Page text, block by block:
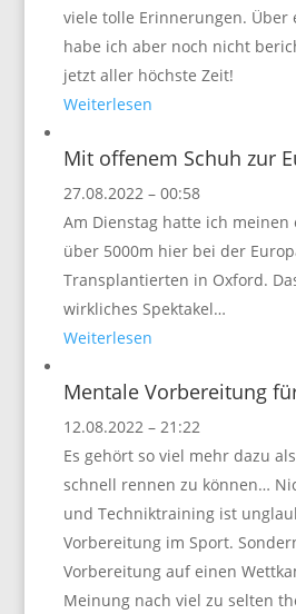
viele tolle Erinnerungen. Über
habe ich aber noch nicht
jetzt aller höchste Zeit!
Weiterlesen
Mit offenem Schuh zur
27.08.2022 – 00:58
Am Dienstag hatte ich meinen
über 5000m hier bei der
Transplantierten in Oxford.
wirkliches Spektakel…
Weiterlesen
Mentale Vorbereitung
12.08.2022 – 21:22
Es gehört so viel mehr dazu
schnell rennen zu können…
und Techniktraining ist
Vorbereitung im Sport.
Vorbereitung auf einen
Meinung nach viel zu selten